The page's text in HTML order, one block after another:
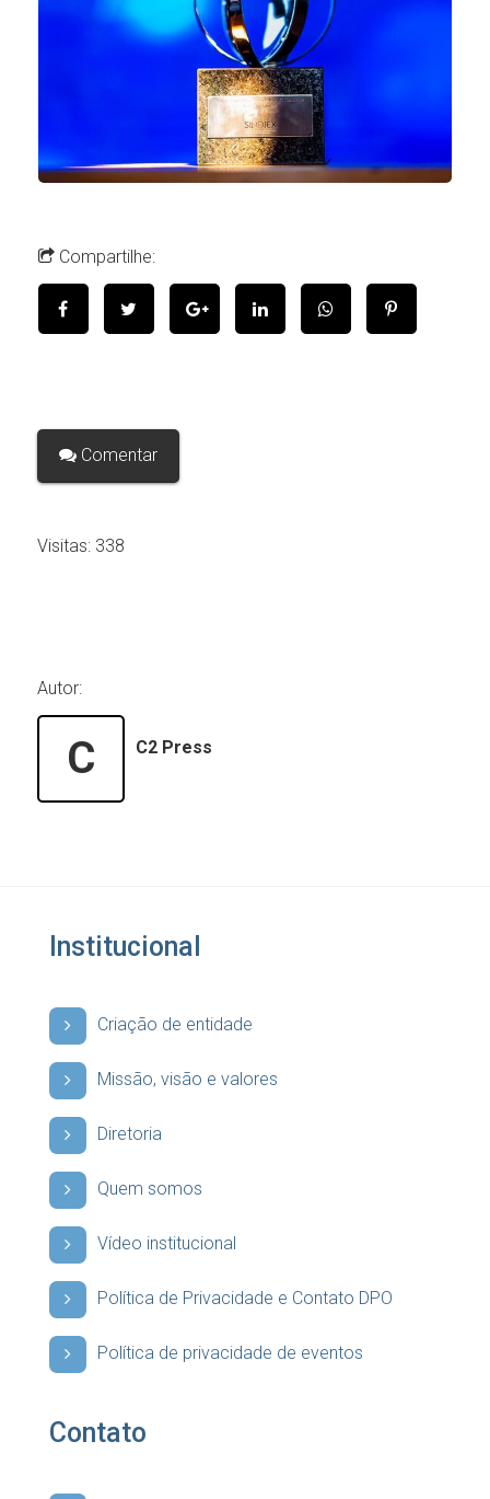
Compartilhe:
Comentar
Visitas:338
Autor:
C C2 Press
Institucional
Criação de entidade
Missão, visão e valores
Diretoria
Quem somos
Vídeo institucional
Política de Privacidade e Contato DPO
Política de privacidade de eventos
Contato